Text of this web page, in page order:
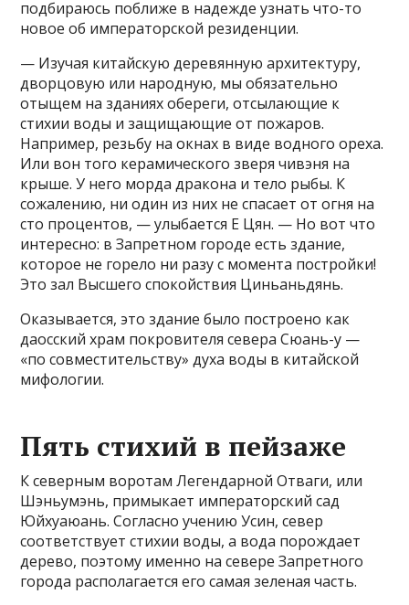
подбираюсь поближе в надежде узнать что-то
новое об императорской резиденции.
— Изучая китайскую деревянную архитектуру,
дворцовую или народную, мы обязательно
отыщем на зданиях обереги, отсылающие к
стихии воды и защищающие от пожаров.
Например, резьбу на окнах в виде водного ореха.
Или вон того керамического зверя чивэня на
крыше. У него морда дракона и тело рыбы. К
сожалению, ни один из них не спасает от огня на
сто процентов, — улыбается Е Цян. — Но вот что
интересно: в Запретном городе есть здание,
которое не горело ни разу с момента постройки!
Это зал Высшего спокойствия Циньаньдянь.
Оказывается, это здание было построено как
даосский храм покровителя севера Сюань-у —
«по совместительству» духа воды в китайской
мифологии.
Пять стихий в пейзаже
К северным воротам Легендарной Отваги, или
Шэньумэнь, примыкает императорский сад
Юйхуаюань. Согласно учению Усин, север
соответствует стихии воды, а вода порождает
дерево, поэтому именно на севере Запретного
города располагается его самая зеленая часть.